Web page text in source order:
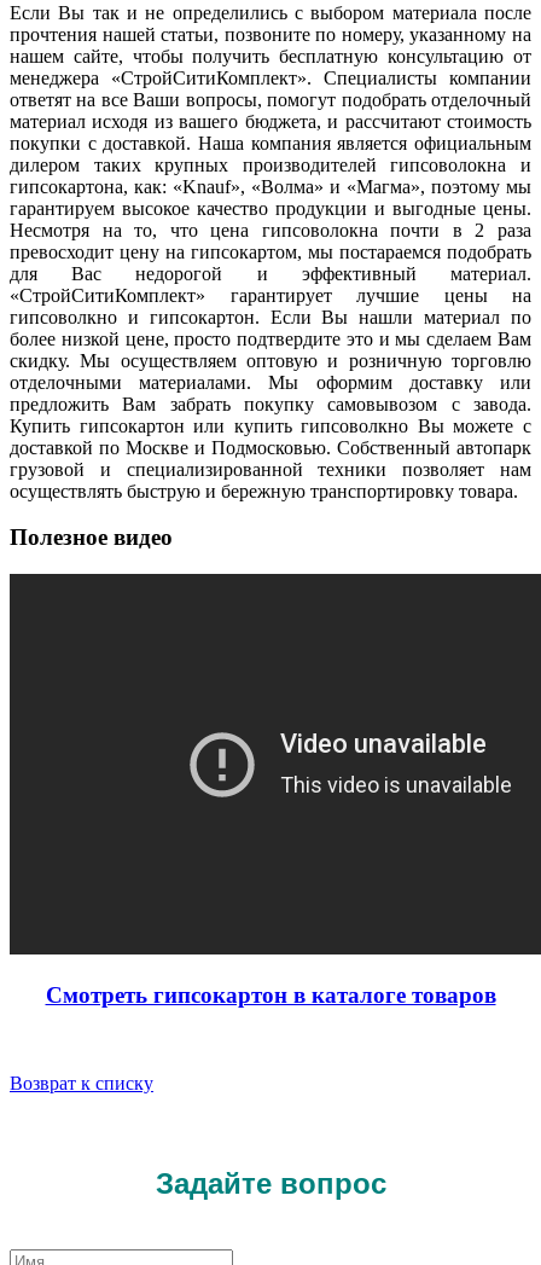
Если Вы так и не определились с выбором материала после
прочтения нашей статьи, позвоните по номеру, указанному на
нашем сайте, чтобы получить бесплатную консультацию от
менеджера «СтройСитиКомплект». Специалисты компании
ответят на все Ваши вопросы, помогут подобрать отделочный
материал исходя из вашего бюджета, и рассчитают стоимость
покупки с доставкой. Наша компания является официальным
дилером таких крупных производителей гипсоволокна и
гипсокартона, как: «Knauf», «Волма» и «Магма», поэтому мы
гарантируем высокое качество продукции и выгодные цены.
Несмотря на то, что цена гипсоволокна почти в 2 раза
превосходит цену на гипсокартом, мы постараемся подобрать
для Вас недорогой и эффективный материал.
«СтройСитиКомплект» гарантирует лучшие цены на
гипсоволкно и гипсокартон. Если Вы нашли материал по
более низкой цене, просто подтвердите это и мы сделаем Вам
скидку. Мы осуществляем оптовую и розничную торговлю
отделочными материалами. Мы оформим доставку или
предложить Вам забрать покупку самовывозом с завода.
Купить гипсокартон или купить гипсоволкно Вы можете с
доставкой по Москве и Подмосковью. Собственный автопарк
грузовой и специализированной техники позволяет нам
осуществлять быструю и бережную транспортировку товара.
Полезное видео
Смотреть гипсокартон в каталоге товаров
Возврат к списку
Задайте вопрос